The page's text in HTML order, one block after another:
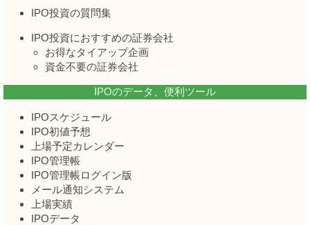
IPO投資の質問集
IPO投資におすすめの証券会社
お得なタイアップ企画
資金不要の証券会社
IPOのデータ、便利ツール
IPOスケジュール
IPO初値予想
上場予定カレンダー
IPO管理帳
IPO管理帳ログイン版
メール通知システム
上場実績
IPOデータ